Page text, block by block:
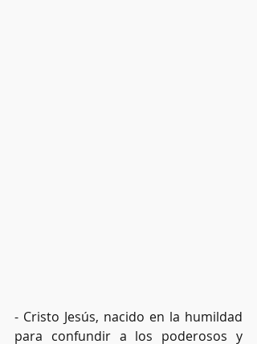
- Cristo Jesús, nacido en la humildad
para confundir a los poderosos y